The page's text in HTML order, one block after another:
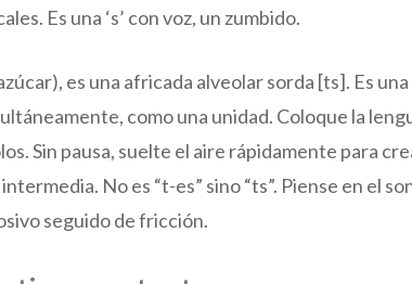
Es una ‘s’ con voz, un zumbido.
es una africada alveolar sorda [ts]. Es una
como una unidad. Coloque la
Sin pausa, suelte el aire rápidamente para
No es “t-es” sino “ts”. Piense en el
seguido de fricción.